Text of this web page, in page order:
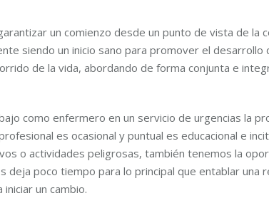
un comienzo desde un punto de vista de la
siendo un inicio sano para promover el desarrollo
de la vida, abordando de forma conjunta e
como enfermero en un servicio de urgencias la
es ocasional y puntual es educacional e
o actividades peligrosas, también tenemos la
deja poco tiempo para lo principal que entablar una
un cambio.